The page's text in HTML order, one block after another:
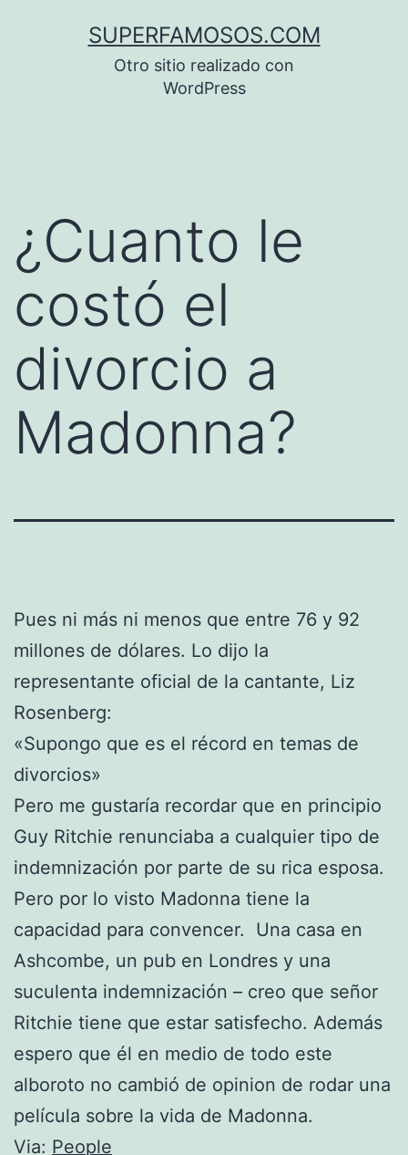
SUPERFAMOSOS.COM
Otro sitio realizado con
WordPress
¿Cuanto le
costó el
divorcio a
Madonna?
Pues ni más ni menos que entre 76 y 92
millones de dólares. Lo dijo la
representante oficial de la cantante, Liz
Rosenberg:
«Supongo que es el récord en temas de
divorcios»
Pero me gustaría recordar que en principio
Guy Ritchie renunciaba a cualquier tipo de
indemnización por parte de su rica esposa.
Pero por lo visto Madonna tiene la
capacidad para convencer. Una casa en
Ashcombe, un pub en Londres y una
suculenta indemnización – creo que señor
Ritchie tiene que estar satisfecho. Además
espero que él en medio de todo este
alboroto no cambió de opinion de rodar una
película sobre la vida de Madonna.
Via: People